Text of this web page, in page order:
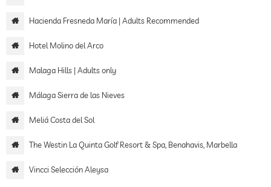
Hacienda Fresneda María | Adults Recommended
Hotel Molino del Arco
Malaga Hills | Adults only
Málaga Sierra de las Nieves
Meliá Costa del Sol
The Westin La Quinta Golf Resort & Spa, Benahavis, Marbella
Vincci Selección Aleysa